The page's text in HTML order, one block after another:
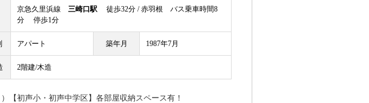
京急久里浜線 三崎口駅 徒歩32分 / 赤羽根 バス乗車時間8
分 停歩1分
アパート 築年月 1987年7月
2階建/木造
【初声小・初声中学区】各部屋収納スペース有！